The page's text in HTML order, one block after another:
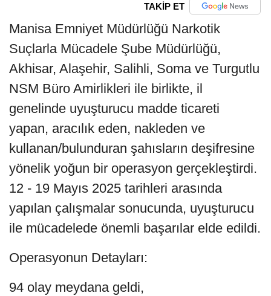
TAKİP ET
Manisa Emniyet Müdürlüğü Narkotik
Suçlarla Mücadele Şube Müdürlüğü,
Akhisar, Alaşehir, Salihli, Soma ve Turgutlu
NSM Büro Amirlikleri ile birlikte, il
genelinde uyuşturucu madde ticareti
yapan, aracılık eden, nakleden ve
kullanan/bulunduran şahısların deşifresine
yönelik yoğun bir operasyon gerçekleştirdi.
12 - 19 Mayıs 2025 tarihleri arasında
yapılan çalışmalar sonucunda, uyuşturucu
ile mücadelede önemli başarılar elde edildi.
Operasyonun Detayları:
94 olay meydana geldi,